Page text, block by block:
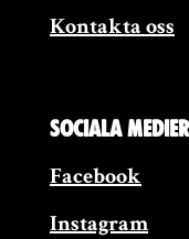
Kontakta oss
Sociala medier
Facebook
Instagram